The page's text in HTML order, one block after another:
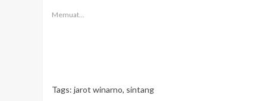
Memuat...
Tags: jarot winarno, sintang